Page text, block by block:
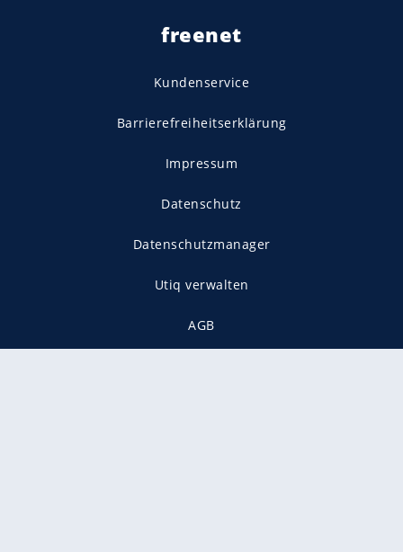
freenet
Kundenservice
Barrierefreiheitserklärung
Impressum
Datenschutz
Datenschutzmanager
Utiq verwalten
AGB